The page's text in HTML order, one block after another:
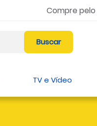
Compre pelo
TV e Vídeo